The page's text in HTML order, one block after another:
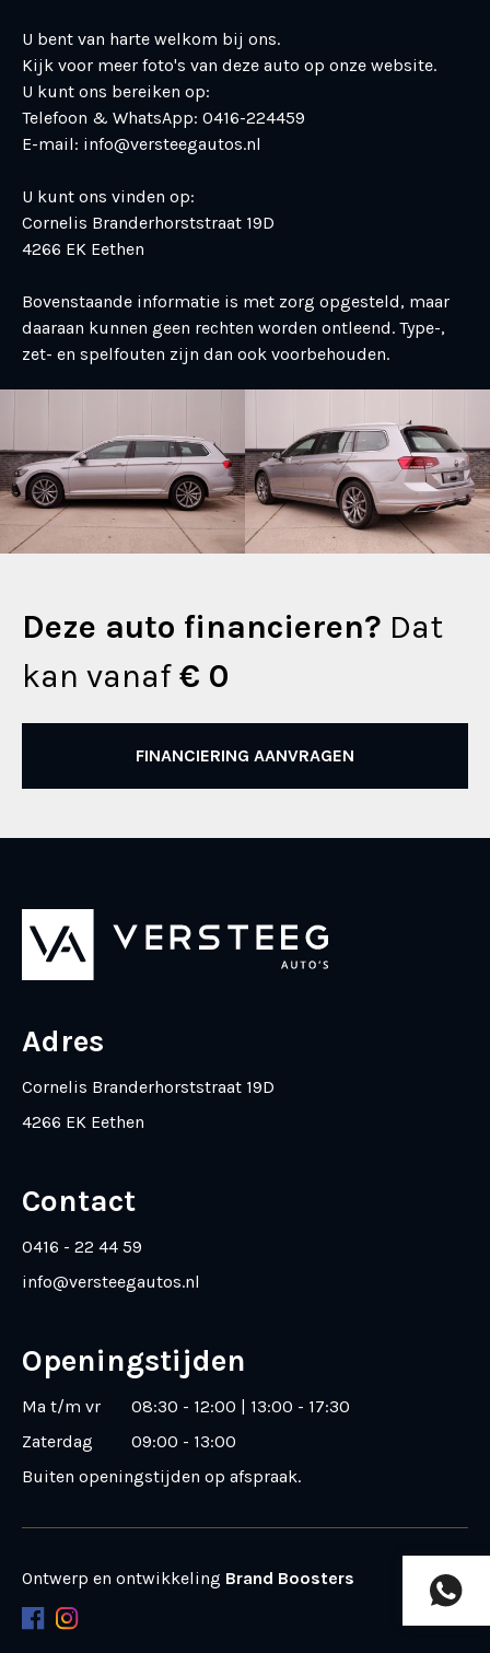
U bent van harte welkom bij ons.
Kijk voor meer foto's van deze auto op onze website.
U kunt ons bereiken op:
Telefoon & WhatsApp: 0416-224459
E-mail: info@versteegautos.nl
U kunt ons vinden op:
Cornelis Branderhorststraat 19D
4266 EK Eethen
Bovenstaande informatie is met zorg opgesteld, maar
daaraan kunnen geen rechten worden ontleend. Type-,
zet- en spelfouten zijn dan ook voorbehouden.
Deze auto financieren? Dat
kan vanaf€ 0
FINANCIERING AANVRAGEN
Adres
Cornelis Branderhorststraat 19D
4266 EK Eethen
Contact
0416 - 22 44 59
info@versteegautos.nl
Openingstijden
Ma t/m vr
08:30 - 12:00 | 13:00 - 17:30
Zaterdag
09:00 - 13:00
Buiten openingstijden op afspraak.
Ontwerp en ontwikkeling Brand Boosters